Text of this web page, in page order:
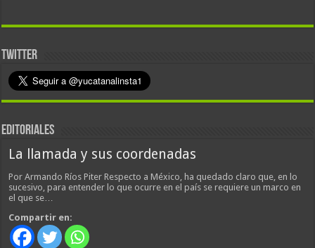
TWITTER
EDITORIALES
La llamada y sus coordenadas
Por Armando Ríos Piter Respecto a México, ha quedado claro que, en lo
sucesivo, para entender lo que ocurre en el país se requiere un marco en
el que se…
Compartir en: